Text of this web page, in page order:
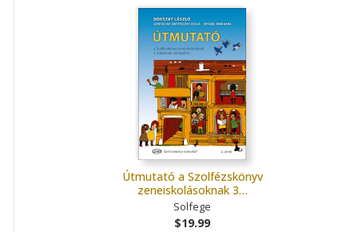
Útmutató a Szolfézskönyv
zeneiskolásoknak 3…
Solfege
$19.99